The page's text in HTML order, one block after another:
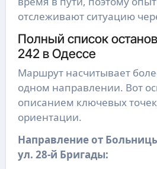
отслеживают ситуацию
Полный список
242 в Одессе
Маршрут насчитывает
одном направлении. Вот
описанием ключевых
ориентации.
Направление от
ул. 28-й Бригады: